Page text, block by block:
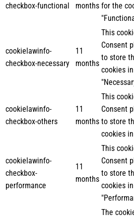
checkbox-functional
months for the
cookielawinfo-
checkbox-necessary
11
months
This
Consent
to store
cookies
cookielawinfo-
checkbox-others
11
months
This
Consent
to store
cookies
cookielawinfo-
checkbox-
performance
11
months
This
Consent
to store
cookies
The